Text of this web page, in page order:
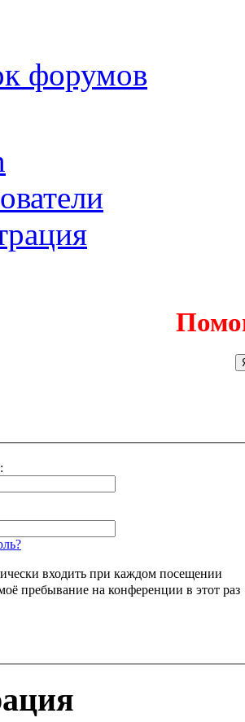
форумов
входить при каждом посещении
пребывание на конференции в этот раз